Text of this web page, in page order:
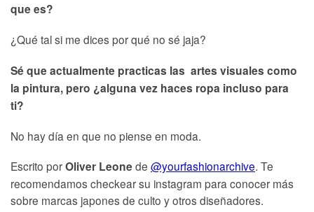
que es?
¿Qué tal si me dices por qué no sé jaja?
Sé que actualmente practicas las artes visuales como
la pintura, pero ¿alguna vez haces ropa incluso para
ti?
No hay día en que no piense en moda.
Escrito porOliver Leone de @yourfashionarchive. Te
recomendamos checkear su instagram para conocer más
sobre marcas japones de culto y otros diseñadores.